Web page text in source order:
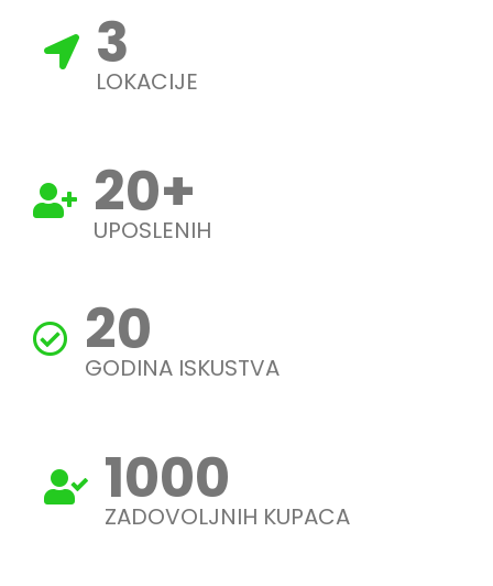
3
LOKACIJE
20+
UPOSLENIH
20
GODINA ISKUSTVA
1000
ZADOVOLJNIH KUPACA